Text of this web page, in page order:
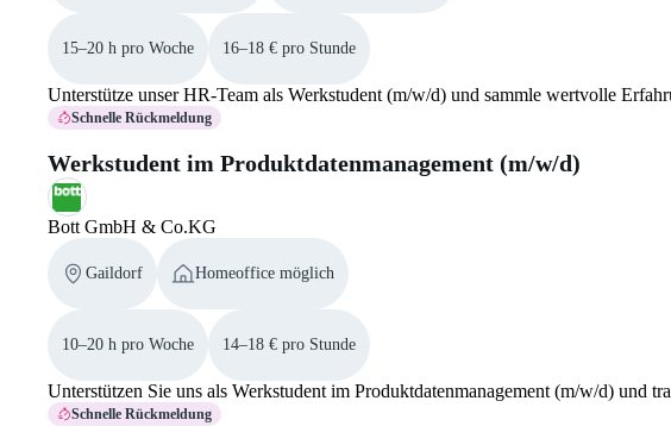
15–20 h pro Woche 16–18 € pro Stunde
Unterstütze unser HR-Team als Werkstudent (m/w/d) und sammle wertvolle
Schnelle Rückmeldung
Werkstudent im Produktdatenmanagement (m/w/d)
Bott GmbH & Co.KG
Gaildorf Homeoffice möglich
10–20 h pro Woche 14–18 € pro Stunde
Unterstützen Sie uns als Werkstudent im Produktdatenmanagement (m/w/d) und
Schnelle Rückmeldung